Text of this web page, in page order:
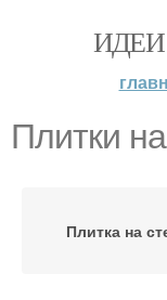
Плитки
Плитка на